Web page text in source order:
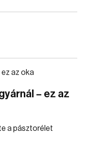
– ez az